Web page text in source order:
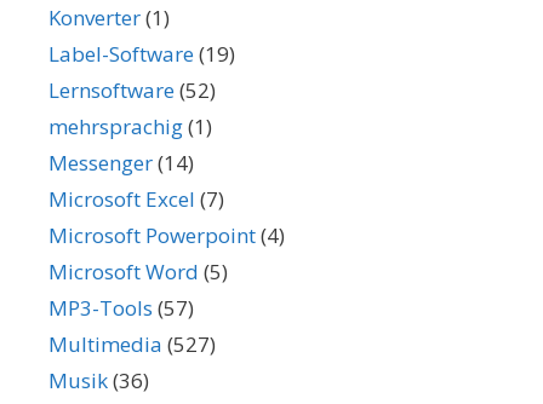
Konverter(1)
Label-Software(19)
Lernsoftware(52)
mehrsprachig(1)
Messenger(14)
Microsoft Excel (7)
Microsoft Powerpoint(4)
Microsoft Word (5)
MP3-Tools (57)
Multimedia (527)
Musik(36)